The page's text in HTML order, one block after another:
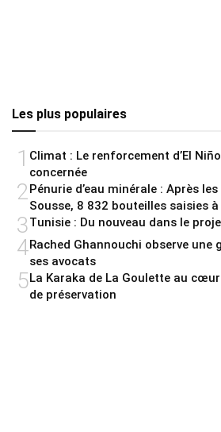
Les plus populaires
1 Climat : Le renforcement d’El
concernée
2Pénurie d’eau minérale : Après
Sousse, 8 832 bouteilles saisies à
3Tunisie : Du nouveau dans le
4Rached Ghannouchi observe une
ses avocats
5La Karaka de La Goulette au
de préservation